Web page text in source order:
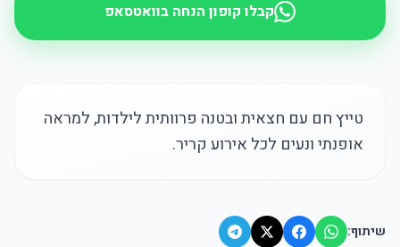
קבלו קופון הנחה בוואטסאפ
טייץ חם עם חצאית ובטנה פרוותית לילדות, למראה
אופנתי ונעים לכל אירוע קריר.
שיתוף: